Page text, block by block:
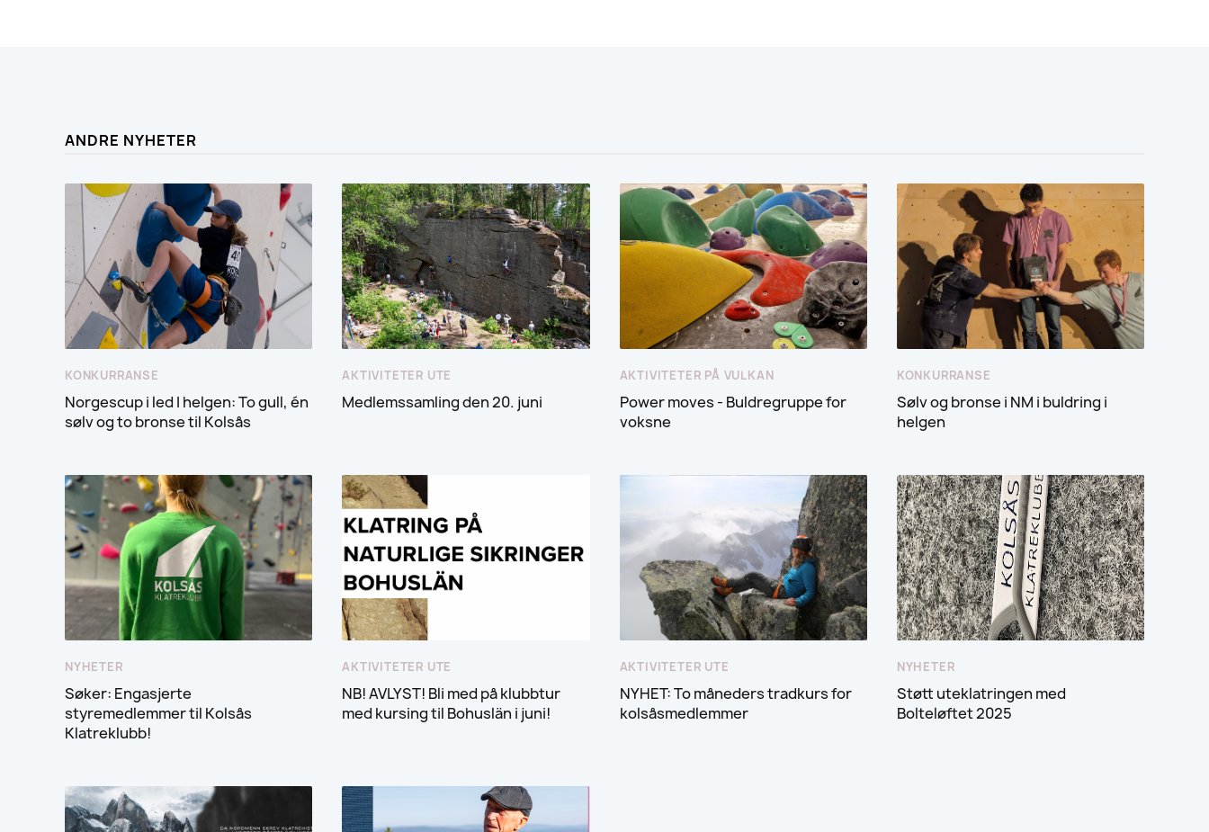
ANDRE NYHETER
KONKURRANSE
Norgescup i led I helgen: To gull, én
sølv og to bronse til Kolsås
AKTIVITETER UTE
Medlemssamling den 20. juni
AKTIVITETER PÅ VULKAN
Power moves - Buldregruppe for
voksne
KONKURRANSE
Sølv og bronse i NM i buldring i
helgen
NYHETER
Søker: Engasjerte
styremedlemmer til Kolsås
Klatreklubb!
AKTIVITETER UTE
NB! AVLYST! Bli med på klubbtur
med kursing til Bohuslän i juni!
AKTIVITETER UTE
NYHET: To måneders tradkurs for
kolsåsmedlemmer
NYHETER
Støtt uteklatringen med
Bolteløftet 2025